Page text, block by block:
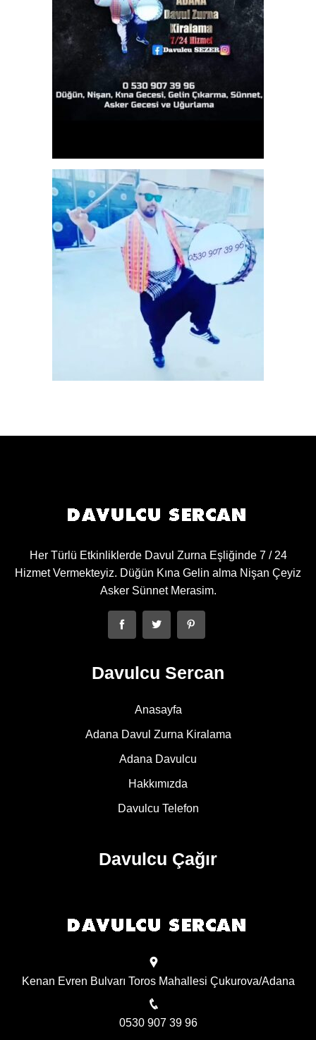
Her Türlü Etkinliklerde Davul Zurna Eşliğinde 7 / 24
Hizmet Vermekteyiz. Düğün Kına Gelin alma Nişan Çeyiz
Asker Sünnet Merasim.
Davulcu Sercan
Anasayfa
Adana Davul Zurna Kiralama
Adana Davulcu
Hakkımızda
Davulcu Telefon
Davulcu Çağır
Kenan Evren Bulvarı Toros Mahallesi Çukurova/Adana
0530 907 39 96